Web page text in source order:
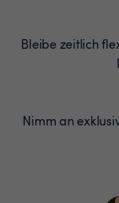
Bleibe zeitlich
Nimm an